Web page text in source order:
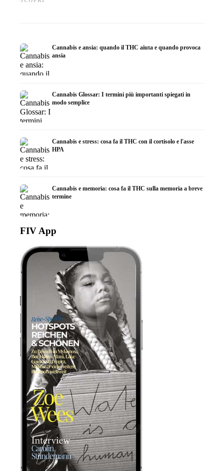
ricerca
Cannabis e ansia: quando il THC aiuta e quando provoca
ansia
Cannabis Glossar: I termini più importanti spiegati in
modo semplice
Cannabis e stress: cosa fa il THC con il cortisolo e l'asse
HPA
Cannabis e memoria: cosa fa il THC sulla memoria a breve
termine
FIV App